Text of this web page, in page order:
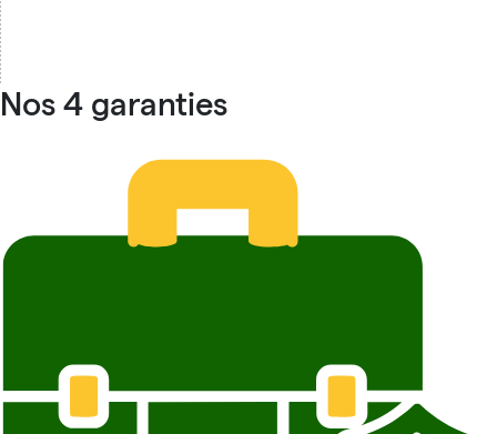
Nos 4 garanties